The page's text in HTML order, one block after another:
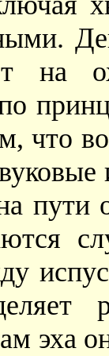
на
что
пути
эха